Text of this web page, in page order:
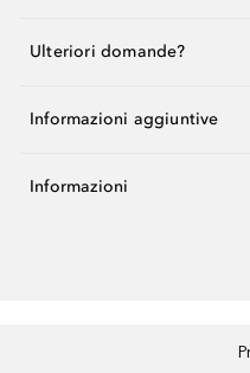
Ulteriori domande?
Informazioni aggiuntive
Informazioni